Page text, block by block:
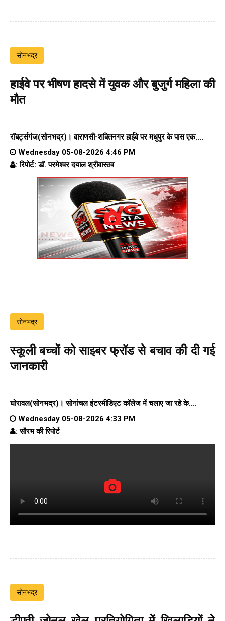
सोनभद्र
हाईवे पर भीषण हादसे में युवक और बुजुर्ग महिला की
मौत
रॉबर्ट्सगंज(सोनभद्र)। वाराणसी-शक्तिनगर हाईवे परमधुपुर के पास एक....
Wednesday 05-08-2026 4:46 PM
: रिपोर्ट: डॉ. परमेश्वर दयाल श्रीवास्तव
सोनभद्र
स्कूली बच्चों को साइबर फ्रॉड से बचाव की दी गई
जानकारी
घोरावल(सोनभद्र)। सोनांचल इंटरमीडिएट कॉलेजमें चलाए जा रहे के....
Wednesday 05-08-2026 4:33 PM
: सौरभ की रिपोर्ट
सोनभद्र